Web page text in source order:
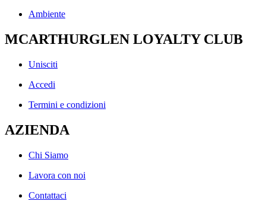
Ambiente
MCARTHURGLEN LOYALTY CLUB
Unisciti
Accedi
Termini e condizioni
AZIENDA
Chi Siamo
Lavora con noi
Contattaci